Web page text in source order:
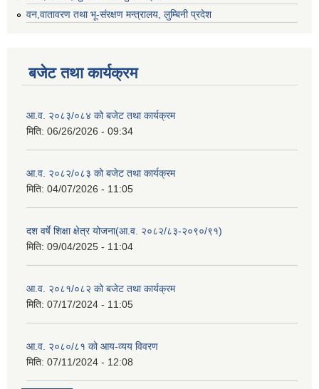
वन,वातावरण तथा भू-संरक्षण मन्त्रालय, लुम्बिनी प्रदेश
बजेट तथा कार्यक्रम
आ.व. २०८३/०८४ को बजेट तथा कार्यक्रम
मिति: 06/26/2026 - 09:34
आ.व. २०८२/०८३ को बजेट तथा कार्यक्रम
मिति: 04/07/2026 - 11:05
दश वर्षे शिक्षा क्षेत्र योजना(आ.व. २०८२/८३-२०९०/९१)
मिति: 09/04/2025 - 11:04
आ.व. २०८१/०८२ को बजेट तथा कार्यक्रम
मिति: 07/17/2024 - 11:05
आ.व. २०८०/८१ को आय-व्यय विवरण
मिति: 07/11/2024 - 12:08